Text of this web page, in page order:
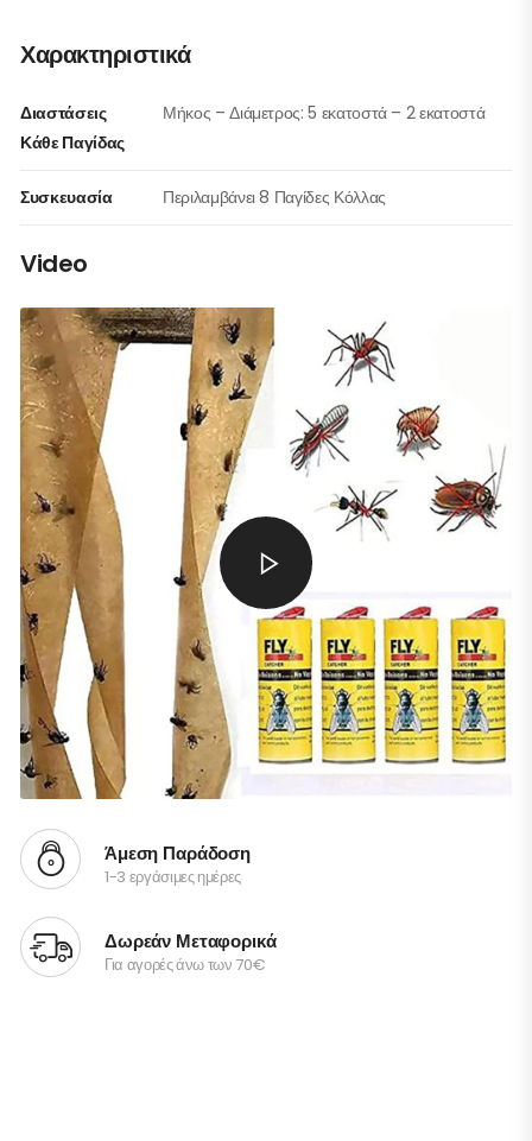
Χαρακτηριστικά
Διαστάσεις
Κάθε Παγίδας
Μήκος – Διάμετρος: 5 εκατοστά – 2 εκατοστά
Συσκευασία Περιλαμβάνει 8 Παγίδες Κόλλας
Video
Άμεση Παράδοση
1-3 εργάσιμες ημέρες
Δωρεάν Μεταφορικά
Για αγορές άνω των 70€